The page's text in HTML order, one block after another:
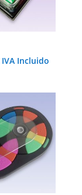
IVA Incluido